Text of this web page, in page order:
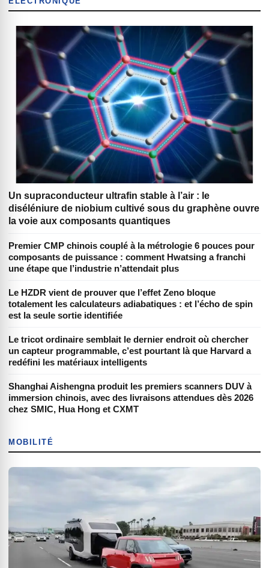
Un supraconducteur ultrafin stable à l’air : le
diséléniure de niobium cultivé sous du graphène ouvre
la voie aux composants quantiques
Premier CMP chinois couplé à la métrologie 6 pouces pour
composants de puissance : comment Hwatsing a franchi
une étape que l’industrie n’attendait plus
Le HZDR vient de prouver que l’effet Zeno bloque
totalement les calculateurs adiabatiques : et l’écho de spin
est la seule sortie identifiée
Le tricot ordinaire semblait le dernier endroit où chercher
un capteur programmable, c’est pourtant là que Harvard a
redéfini les matériaux intelligents
Shanghai Aishengna produit les premiers scanners DUV à
immersion chinois, avec des livraisons attendues dès 2026
chez SMIC, Hua Hong et CXMT
MOBILITÉ